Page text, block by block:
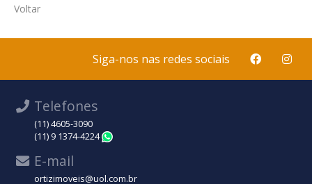
Voltar
Siga-nos nas redes sociais
Telefones
(11) 4605-3090
(11) 9 1374-4224
E-mail
ortizimoveis@uol.com.br